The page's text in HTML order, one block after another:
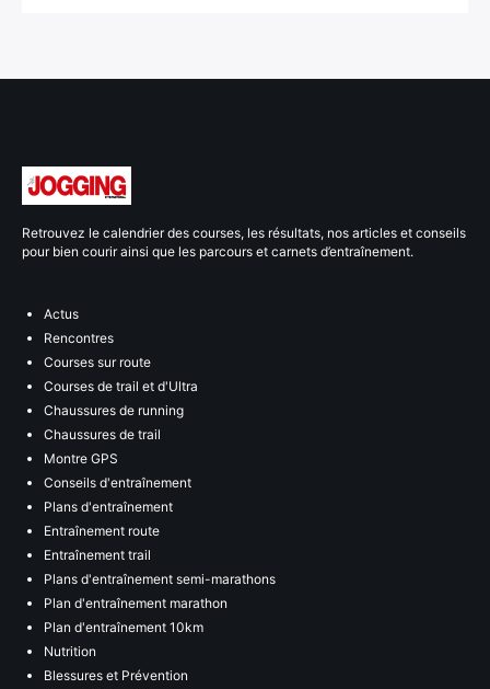
Retrouvez le calendrier des courses, les résultats, nos articles et conseils
pour bien courir ainsi que les parcours et carnets d’entraînement.
Actus
Rencontres
Courses sur route
Courses de trail et d'Ultra
Chaussures de running
Chaussures de trail
Montre GPS
Conseils d'entraînement
Plans d'entraînement
Entraînement route
Entraînement trail
Plans d'entraînement semi-marathons
Plan d'entraînement marathon
Plan d'entraînement 10km
Nutrition
Blessures et Prévention